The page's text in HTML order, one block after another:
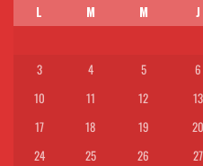
L M M J
3
4 5 6
10
11 12 13
17
18 19 20
24
25 26 27